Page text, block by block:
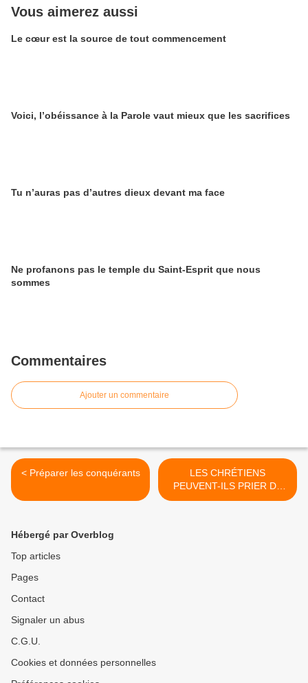
Vous aimerez aussi
Le cœur est la source de tout commencement
Voici, l’obéissance à la Parole vaut mieux que les sacrifices
Tu n’auras pas d’autres dieux devant ma face
Ne profanons pas le temple du Saint-Esprit que nous
sommes
Commentaires
Ajouter un commentaire
< Préparer les conquérants
LES CHRÉTIENS
PEUVENT-ILS PRIER DE
MAUVAISES PRIÈRES ? >
Hébergé par Overblog
Top articles
Pages
Contact
Signaler un abus
C.G.U.
Cookies et données personnelles